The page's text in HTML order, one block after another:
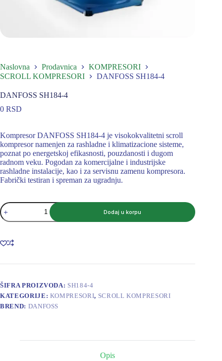
Naslovna Prodavnica
KOMPRESORI
SCROLL KOMPRESORI
DANFOSS SH184-4
DANFOSS SH184-4
0 RSD
Kompresor DANFOSS SH184-4 je visokokvalitetni scroll
kompresor namenjen za rashladne i klimatizacione sisteme,
poznat po energetskoj efikasnosti, pouzdanosti i dugom
radnom veku. Pogodan za komercijalne i industrijske
rashladne instalacije, kao i za servisnu zamenu kompresora.
Fabrički testiran i spreman za ugradnju.
DANFOSS
SH184-
Dodaj u korpu
ŠIFRA PROIZVODA: SH184-4
KATEGORIJE: KOMPRESORI, SCROLL KOMPRESORI
BREND: DANFOSS
Opis